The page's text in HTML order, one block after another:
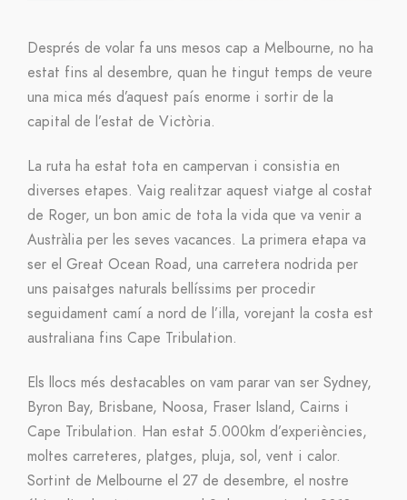
Després de volar fa uns mesos cap a Melbourne, no ha
estat fins al desembre, quan he tingut temps de veure
una mica més d’aquest país enorme i sortir de la
capital de l’estat de Victòria.
La ruta ha estat tota en campervan i consistia en
diverses etapes. Vaig realitzar aquest viatge al costat
de Roger, un bon amic de tota la vida que va venir a
Austràlia per les seves vacances. La primera etapa va
ser el Great Ocean Road, una carretera nodrida per
uns paisatges naturals bellíssims per procedir
seguidament camí a nord de l’illa, vorejant la costa est
australiana fins Cape Tribulation.
Els llocs més destacables on vam parar van ser Sydney,
Byron Bay, Brisbane, Noosa, Fraser Island, Cairns i
Cape Tribulation. Han estat 5.000km d’experiències,
moltes carreteres, platges, pluja, sol, vent i calor.
Sortint de Melbourne el 27 de desembre, el nostre